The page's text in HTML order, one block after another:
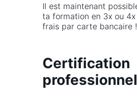
Il est maintenant
ta formation en 3x ou 4x
frais par carte bancaire !
Certification